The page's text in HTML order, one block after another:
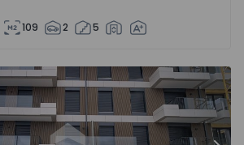
109 2 5